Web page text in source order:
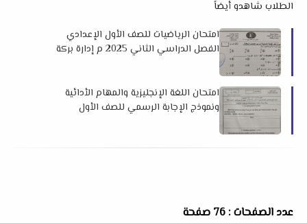
الطلاب شاهدو أيضاً
امتحان الرياضيات للصف الأول الإعدادي
الفصل الدراسي الثاني 2025 م إدارة بركة
امتحان اللغة الإنجليزية والمهام الأدائية
ونموذج الإجابة الرسمي للصف الأول
عدد الصفحات : 76 صفحة